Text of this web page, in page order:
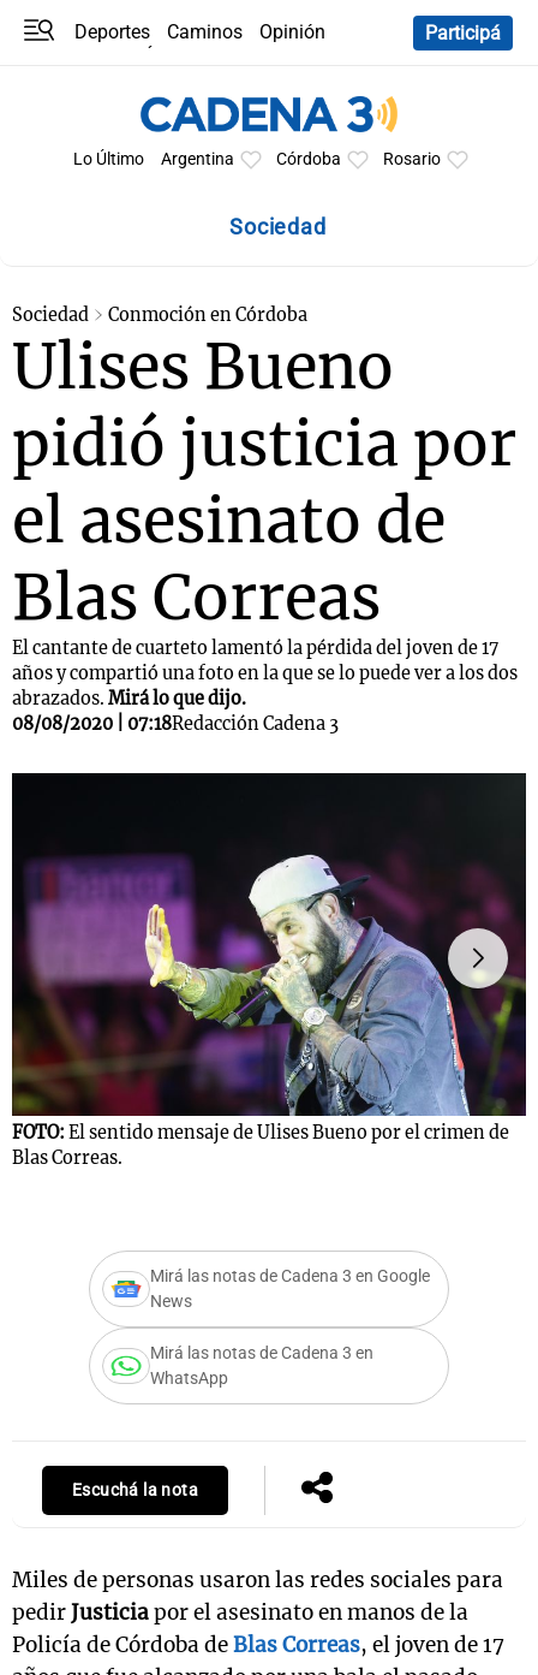
Deportes Caminos
Opinión
Participá
Lo Último Argentina Córdoba Rosario
Sociedad
Sociedad Conmoción en Córdoba
Ulises Bueno
pidió justicia por
el asesinato de
Blas Correas
El cantante de cuarteto lamentó la pérdida del joven de 17
años y compartió una foto en la que se lo puede ver a los dos
abrazados. Mirá lo que dijo.
08/08/2020 | 07:18Redacción Cadena 3
FOTO: El sentido mensaje de Ulises Bueno por el crimen de
Blas Correas.
Mirá las notas de Cadena 3 en Google
News
Mirá las notas de Cadena 3 en
WhatsApp
Escuchá la nota
Miles de personas usaron las redes sociales para
pedirJusticiapor el asesinato en manos de la
Policía de Córdoba deBlas Correas, el joven de 17
Mundial 2026
Cadena 3